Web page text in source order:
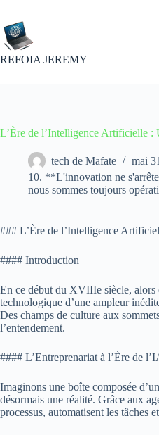
contenu
REFOIA JEREMY
L’Ère de l’Intelligence Artificielle :
tech de Mafate
mai
10. **L'innovation ne
nous sommes toujours
### L’Ère de l’Intelligence
#### Introduction
En ce début du XVIIIe siècle, alors
technologique d’une ampleur
Des champs de culture aux
l’entendement.
#### L’Entreprenariat à l’Ère de
Imaginons une boîte composée
désormais une réalité. Grâce aux
processus, automatisent les tâches